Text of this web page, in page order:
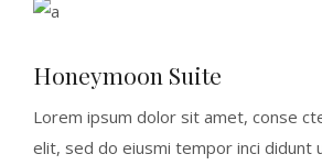
Honeymoon Suite
Lorem ipsum dolor sit amet, conse
elit, sed do eiusmi tempor inci didunt